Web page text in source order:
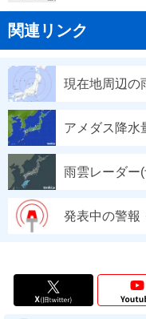
関連リンク
現在地周辺の
アメダス降水
雨雲レーダー
発表中の警報